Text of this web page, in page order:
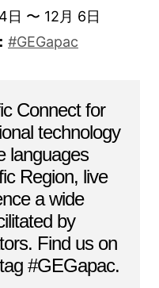
日 〜 12月 6日
#GEGapac
Connect for
technology
languages
Region, live
a wide
by
Find us on
#GEGapac.